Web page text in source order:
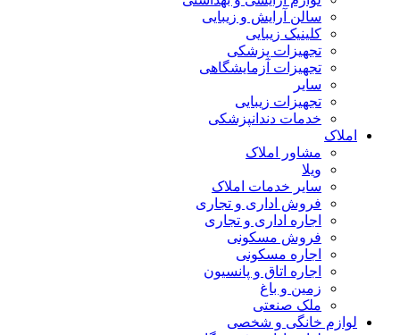
سالن آرایش و زیبایی
کلینیک زیبایی
تجهیزات پزشکی
تجهیزات آزمایشگاهی
سایر
تجهیزات زیبایی
خدمات دندانپزشکی
املاک
مشاور املاک
ویلا
سایر خدمات املاک
فروش اداری و تجاری
اجاره اداری و تجاری
فروش مسکونی
اجاره مسکونی
اجاره اتاق و پانسیون
زمین و باغ
ملک صنعتی
لوازم خانگی و شخصی